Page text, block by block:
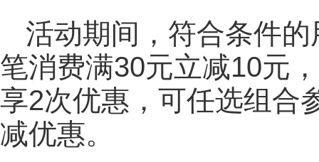
活动期间，符合条件
笔消费满30元立减10元
享2次优惠，可任选组合
减优惠。